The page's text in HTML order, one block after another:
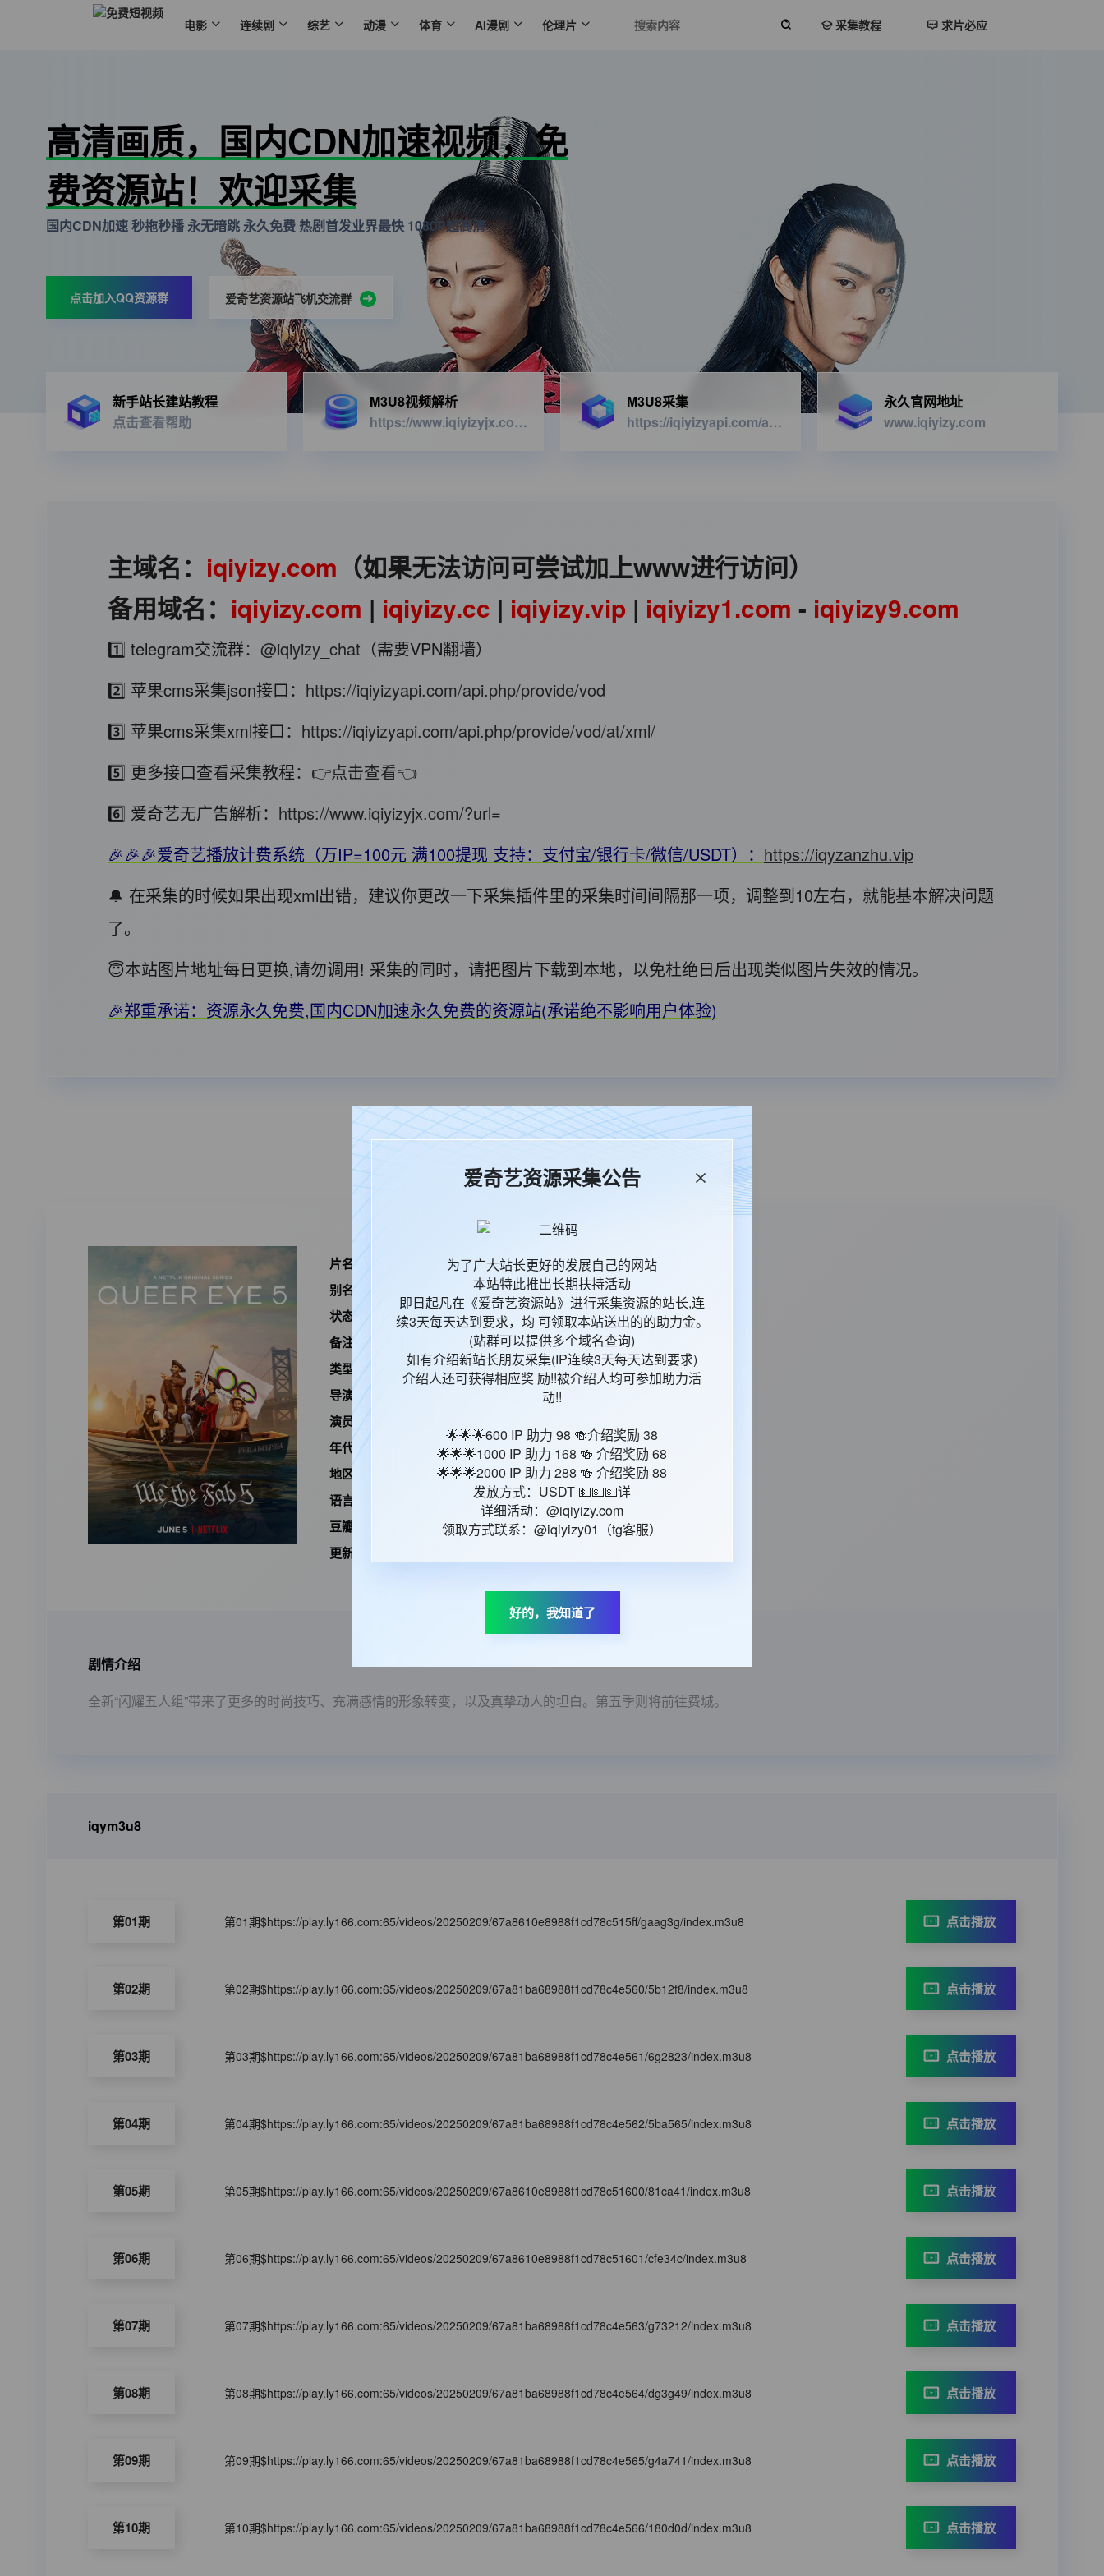
电影 连续剧 综艺 动漫 体育 AI漫剧 伦理片 采集教程 求片必应
高清画质，国内CDN加速视频，免
费资源站！欢迎采集
国内CDN加速 秒拖秒播 永无暗跳 永久免费 热剧首发业界最快 1080P超高清
点击加入QQ资源群 爱奇艺资源站飞机交流群
新手站长建站教程
点击查看帮助
M3U8视频解析
https://www.iqiyizyjx.com/?url=
M3U8采集
https://iqiyizyapi.com/api.php/provide/vod/from/snm3u8/at/xml
永久官网地址
www.iqiyizy.com
主域名： iqiyizy.com （如果无法访问可尝试加上www进行访问）
备用域名： iqiyizy.com | iqiyizy.cc | iqiyizy.vip | iqiyizy1.com - iqiyizy9.com
1️⃣ telegram交流群： @iqiyizy_chat （需要VPN翻墙）
2️⃣ 苹果cms采集json接口： https://iqiyizyapi.com/api.php/provide/vod
3️⃣ 苹果cms采集xml接口： https://iqiyizyapi.com/api.php/provide/vod/at/xml/
5️⃣ 更多接口查看采集教程： 👉点击查看👈
6️⃣ 爱奇艺无广告解析： https://www.iqiyizyjx.com/?url=
🎉🎉🎉爱奇艺播放计费系统（万IP=100元 满100提现 支持：支付宝/银行卡/微信/USDT）： https://iqyzanzhu.vip
🔔 在采集的时候如果出现xml出错，建议你更改一下采集插件里的采集时间间隔那一项，调整到10左右，就能基本解决问题
了。
😇本站图片地址每日更换,请勿调用! 采集的同时，请把图片下载到本地，以免杜绝日后出现类似图片失效的情况。
🎉郑重承诺：资源永久免费,国内CDN加速永久免费的资源站(承诺绝不影响用户体验)
片名：
粉雄救兵第五季
别名：
Queer Eye Season 5
状态： 1
备注：
类型：
导演：
演员：
年代：
地区：
语言：
豆瓣ID：
更新时间：
剧情介绍
全新“闪耀五人组”带来了更多的时尚技巧、充满感情的形象转变，以及真挚动人的坦白。第五季则将前往费城。
iqym3u8
第01期 第01期$https://play.ly166.com:65/videos/20250209/67a8610e8988f1cd78c515ff/gaag3g/index.m3u8 点击播放
第02期 第02期$https://play.ly166.com:65/videos/20250209/67a81ba68988f1cd78c4e560/5b12f8/index.m3u8 点击播放
第03期 第03期$https://play.ly166.com:65/videos/20250209/67a81ba68988f1cd78c4e561/6g2823/index.m3u8 点击播放
第04期 第04期$https://play.ly166.com:65/videos/20250209/67a81ba68988f1cd78c4e562/5ba565/index.m3u8 点击播放
第05期 第05期$https://play.ly166.com:65/videos/20250209/67a8610e8988f1cd78c51600/81ca41/index.m3u8 点击播放
第06期 第06期$https://play.ly166.com:65/videos/20250209/67a8610e8988f1cd78c51601/cfe34c/index.m3u8 点击播放
第07期 第07期$https://play.ly166.com:65/videos/20250209/67a81ba68988f1cd78c4e563/g73212/index.m3u8 点击播放
第08期 第08期$https://play.ly166.com:65/videos/20250209/67a81ba68988f1cd78c4e564/dg3g49/index.m3u8 点击播放
第09期 第09期$https://play.ly166.com:65/videos/20250209/67a81ba68988f1cd78c4e565/g4a741/index.m3u8 点击播放
第10期 第10期$https://play.ly166.com:65/videos/20250209/67a81ba68988f1cd78c4e566/180d0d/index.m3u8 点击播放
爱奇艺资源采集公告
为了广大站长更好的发展自己的网站
本站特此推出长期扶持活动
即日起凡在《爱奇艺资源站》进行采集资源的站长,连
续3天每天达到要求，均 可领取本站送出的的助力金。
(站群可以提供多个域名查询)
如有介绍新站长朋友采集(IP连续3天每天达到要求)
介绍人还可获得相应奖 励!!被介绍人均可参加助力活
动!!
🌟🌟🌟600 IP 助力 98 🍻介绍奖励 38
🌟🌟🌟1000 IP 助力 168 🍻 介绍奖励 68
🌟🌟🌟2000 IP 助力 288 🍻 介绍奖励 88
发放方式：USDT 💵💵💵详
详细活动：@iqiyizy.com
领取方式联系：@iqiyizy01（tg客服）
好的，我知道了